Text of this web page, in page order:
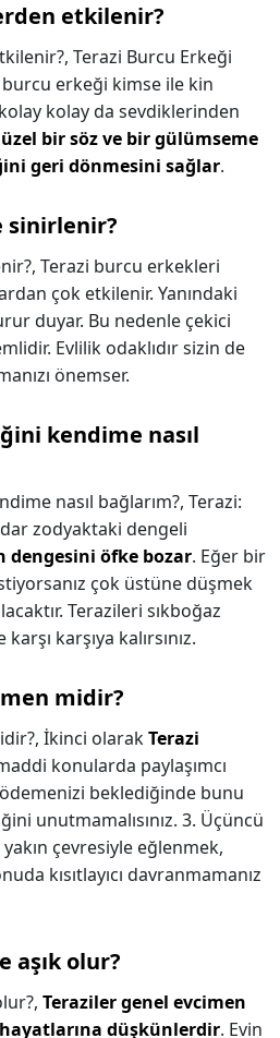
etkilenir?
Terazi Burcu Erkeği
burcu erkeği kimse ile kin
kolay da sevdiklerinden
bir söz ve bir gülümseme
geri dönmesini sağlar.
sinirlenir?
Terazi burcu erkekleri
çok etkilenir. Yanındaki
duyar. Bu nedenle çekici
Evlilik odaklıdır sizin de
önemser.
kendime nasıl
nasıl bağlarım?, Terazi:
zodyaktaki dengeli
dengesini öfke bozar. Eğer bir
çok üstüne düşmek
Terazileri sıkboğaz
karşıya kalırsınız.
midir?
İkinci olarakTerazi
konularda paylaşımcı
ödemenizi beklediğinde bunu
unutmamalısınız. 3. Üçüncü
çevresiyle eğlenmek,
kısıtlayıcı davranmamanız
aşık olur?
Teraziler genel evcimen
hayatlarına düşkünlerdir. Evin